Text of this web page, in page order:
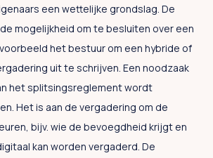
een wettelijke grondslag. De
mogelijkheid om te besluiten over een
het bestuur om een hybride of
uit te schrijven. Een noodzaak
het splitsingsreglement wordt
Het is aan de vergadering om de
bijv. wie de bevoegdheid krijgt en
kan worden vergaderd. De